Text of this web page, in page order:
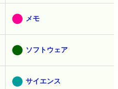
メモ
ソフトウェア
サイエンス